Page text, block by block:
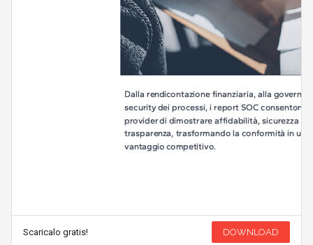
Scaricalo gratis! DOWNLOAD